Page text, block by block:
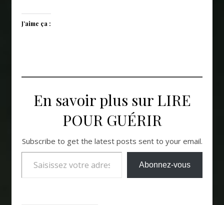
J’aime ça :
En savoir plus sur LIRE
POUR GUÉRIR
Subscribe to get the latest posts sent to your email.
Saisissez votre adresse e-mail…
Abonnez-vous